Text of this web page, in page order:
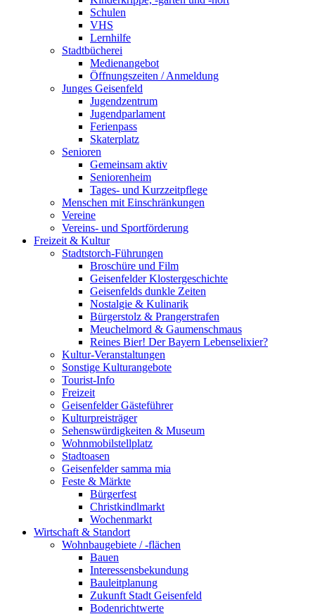
Schulen
VHS
Lernhilfe
Stadtbücherei
Medienangebot
Öffnungszeiten / Anmeldung
Junges Geisenfeld
Jugendzentrum
Jugendparlament
Ferienpass
Skaterplatz
Senioren
Gemeinsam aktiv
Seniorenheim
Tages- und Kurzzeitpflege
Menschen mit Einschränkungen
Vereine
Vereins- und Sportförderung
Freizeit & Kultur
Stadtstorch-Führungen
Broschüre und Film
Geisenfelder Klostergeschichte
Geisenfelds dunkle Zeiten
Nostalgie & Kulinarik
Bürgerstolz & Prangerstrafen
Meuchelmord & Gaumenschmaus
Reines Bier! Der Bayern Lebenselixier?
Kultur-Veranstaltungen
Sonstige Kulturangebote
Tourist-Info
Freizeit
Geisenfelder Gästeführer
Kulturpreisträger
Sehenswürdigkeiten & Museum
Wohnmobilstellplatz
Stadtoasen
Geisenfelder samma mia
Feste & Märkte
Bürgerfest
Christkindlmarkt
Wochenmarkt
Wirtschaft & Standort
Wohnbaugebiete / -flächen
Bauen
Interessensbekundung
Bauleitplanung
Zukunft Stadt Geisenfeld
Bodenrichtwerte